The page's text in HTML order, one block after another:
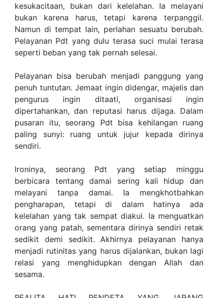
kesukacitaan, bukan dari kelelahan. Ia melayani
bukan karena harus, tetapi karena terpanggil.
Namun di tempat lain, perlahan sesuatu berubah.
Pelayanan Pdt yang dulu terasa suci mulai terasa
seperti beban yang tak pernah selesai.
Pelayanan bisa berubah menjadi panggung yang
penuh tuntutan. Jemaat ingin didengar, majelis dan
pengurus ingin ditaati, organisasi ingin
dipertahankan, dan reputasi harus dijaga. Dalam
pusaran itu, seorang Pdt bisa kehilangan ruang
paling sunyi: ruang untuk jujur kepada dirinya
sendiri.
Ironinya, seorang Pdt yang setiap minggu
berbicara tentang damai sering kali hidup dan
melayani tanpa damai. Ia mengkhotbahkan
pengharapan, tetapi di dalam hatinya ada
kelelahan yang tak sempat diakui. Ia menguatkan
orang yang patah, sementara dirinya sendiri retak
sedikit demi sedikit. Akhirnya pelayanan hanya
menjadi rutinitas yang harus dijalankan, bukan lagi
relasi yang menghidupkan dengan Allah dan
sesama.